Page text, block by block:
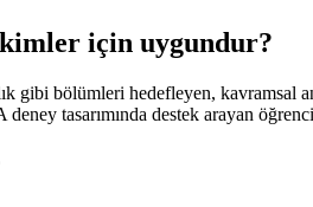
için uygundur?
gibi bölümleri hedefleyen,
tasarımında destek arayan